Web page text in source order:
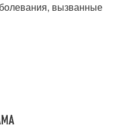
вызванные